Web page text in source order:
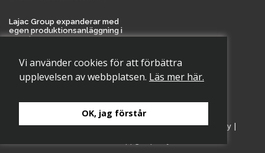
Vi använder cookies för att förbättra
upplevelsen av webbplatsen. Läs mer här.
OK, jag förstår
Lajac Group expanderar med
egen produktionsanläggning i
Tanela!
milstolpe i La... Läs mer
Copyright 2026 Lajac AB., All rights reserved.Cookiepolicy |